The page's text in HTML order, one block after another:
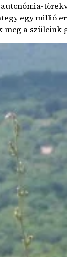
egy millió
meg a